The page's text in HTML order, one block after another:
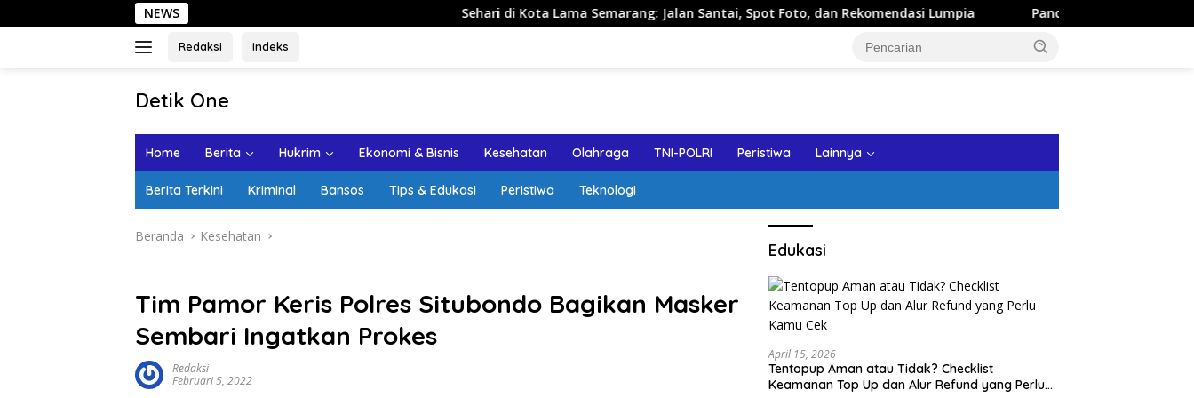
ke
NEWS Sehari di Kota Lama Semarang: Jalan Santai, Spot Foto, dan Rekomendasi Lumpia Panduan Wisata Keluarga ke Kota Batu:
Redaksi Indeks
Detik One
Ungkap
Home Berita Hukrim Ekonomi & Bisnis Kesehatan Olahraga TNI-POLRI Peristiwa Lainnya
Berita Terkini Kriminal Bansos Tips & Edukasi Peristiwa Teknologi
Beranda Kesehatan
Tim Pamor Keris Polres Situbondo Bagikan Masker
Sembari Ingatkan Prokes
Redaksi
Februari 5, 2022
Edukasi
April 15, 2026
Tentopup Aman atau Tidak? Checklist
Keamanan Top Up dan Alur Refund yang Perlu